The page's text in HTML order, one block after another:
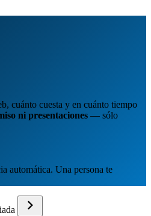
cuánto cuesta y en cuánto tiempo
ni presentaciones — sólo
automática. Una persona te